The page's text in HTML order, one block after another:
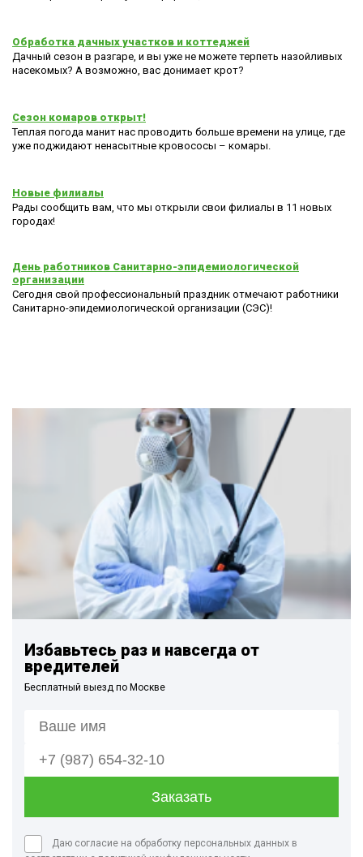
Обработка дачных участков и коттеджей
Дачный сезон в разгаре, и вы уже не можете терпеть назойливых
насекомых? А возможно, вас донимает крот?
Сезон комаров открыт!
Теплая погода манит нас проводить больше времени на улице, где
уже поджидают ненасытные кровососы – комары.
Новые филиалы
Рады сообщить вам, что мы открыли свои филиалы в 11 новых
городах!
День работников Санитарно-эпидемиологической
организации
Сегодня свой профессиональный праздник отмечают работники
Санитарно-эпидемиологической организации (СЭС)!
Избавьтесь раз и навсегда от
вредителей
Бесплатный выезд по Москве
Даю согласие на обработку персональных данных в